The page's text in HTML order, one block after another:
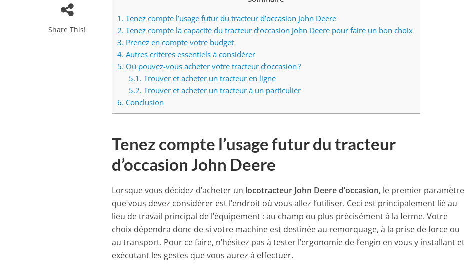
Share This!
1. Tenez compte l’usage futur du tracteur d’occasion John Deere
2. Tenez compte la capacité du tracteur d’occasion John Deere pour faire un bon choix
3. Prenez en compte votre budget
4. Autres critères essentiels à considérer
5. Où pouvez-vous acheter votre tracteur d’occasion ?
5.1. Trouver et acheter un tracteur en ligne
5.2. Trouver et acheter un tracteur à un particulier
6. Conclusion
Tenez compte l’usage futur du tracteur
d’occasion John Deere
Lorsque vous décidez d’acheter un locotracteur John Deere d’occasion, le premier paramètre
que vous devez considérer est l’endroit où vous allez l’utiliser. Ceci est principalement lié au
lieu de travail principal de l’équipement : au champ ou plus précisément à la ferme. Votre
choix dépendra donc de si votre machine est destinée au remorquage, à la prise de force ou
au transport. Pour ce faire, n’hésitez pas à tester l’ergonomie de l’engin en vous y installant et
exécutant les gestes que vous aurez à effectuer.